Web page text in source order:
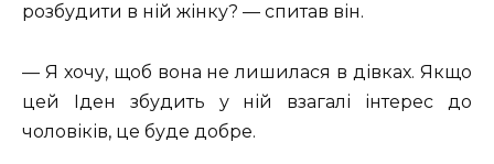
розбудити в ній жінку? — спитав він.
— Я хочу, щоб вона не лишилася в дівках. Якщо
цей Іден збудить у ній взагалі інтерес до
чоловіків, це буде добре.